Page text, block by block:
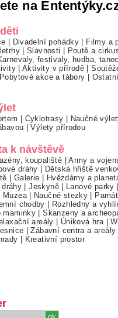
na
Divadelní pohádky Filmy a
|Slavnosti Poutě a
festivaly, hudba, tanec
|Aktivity v přírodě |
Pobytové akce a tábory
Cyklotrasy Naučné
|Výlety přírodou
k návštěvě
koupaliště |Army a
dráhy Dětská hřiště
Galerie Hvězdárny a
dráhy |Jeskyně| Lanové parky
Muzea| Naučné stezky
chodby Rozhledny a
maminky |Skanzeny a
areály
Úniková hra|
|Zábavní centra a areály
Kreativní prostor